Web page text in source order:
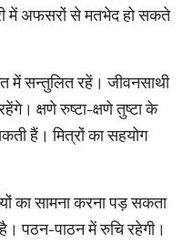
में अफसरों से मतभेद हो सकते
में सन्तुलित रहें। जीवनसाथी
क्षणे रुष्टा-क्षणे तुष्टा के
हैं। मित्रों का सहयोग
का सामना करना पड़ सकता
पठन-पाठन में रुचि रहेगी।